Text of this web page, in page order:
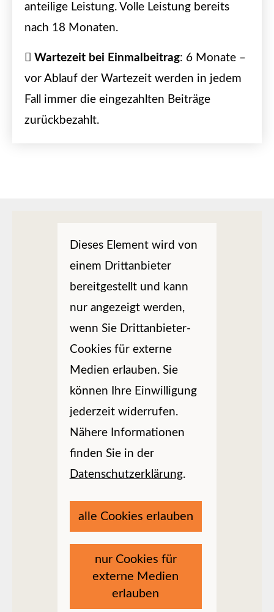
anteilige Leistung. Volle Leistung bereits
nach 18 Monaten.
Wartezeit bei Einmalbeitrag: 6 Monate –
vor Ablauf der Wartezeit werden in jedem
Fall immer die eingezahlten Beiträge
zurückbezahlt.
Dieses Element wird von
einem Drittanbieter
bereitgestellt und kann
nur angezeigt werden,
wenn Sie Drittanbieter-
Cookies für externe
Medien erlauben. Sie
können Ihre Einwilligung
jederzeit widerrufen.
Nähere Informationen
finden Sie in der
Datenschutzerklärung.
alle Cookies erlauben
nur Cookies für
externe Medien
erlauben